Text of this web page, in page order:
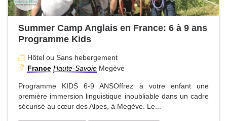
Summer Camp Anglais en France: 6 à 9 ans
Programme Kids
Hôtel ou Sans hebergement
France Haute-Savoie Megève
Programme KIDS 6-9 ANSOffrez à votre enfant une
première immersion linguistique inoubliable dans un cadre
sécurisé au cœur des Alpes, à Megève. Le...